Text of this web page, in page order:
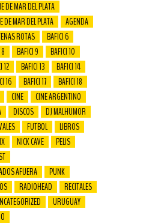
DE MAR DEL PLATA
DE MAR DEL PLATA
AGENDA
ROTAS
BAFICI 6
BAFICI 9
BAFICI 10
12 BAFICI 13
BAFICI 14
16 BAFICI 17
BAFICI 18
CINE
CINE ARGENTINO
DISCOS
DJ MALHUMOR
FUTBOL
LIBROS
NICK CAVE
PELIS
AFUERA
PUNK
RADIOHEAD
RECITALES
URUGUAY